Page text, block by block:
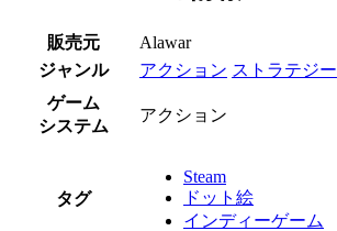
販売元
Alawar
ジャンル
アクション ストラテジー
ゲーム
システム
アクション
タグ
Steam
ドット絵
インディーゲーム